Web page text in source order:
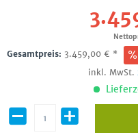
Gesamtpreis: 3.459,00 € *
inkl. MwSt.